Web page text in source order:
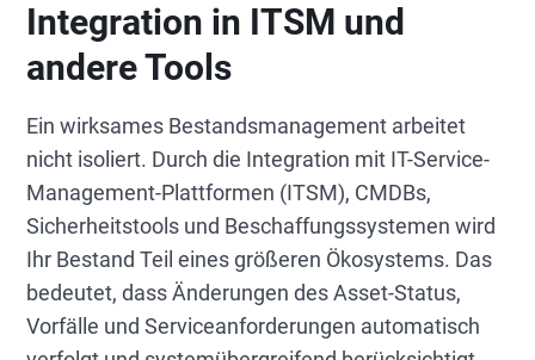
Integration in ITSM und
andere Tools
Ein wirksames Bestandsmanagement arbeitet
nicht isoliert. Durch die Integration mit IT-Service-
Management-Plattformen (ITSM), CMDBs,
Sicherheitstools und Beschaffungssystemen wird
Ihr Bestand Teil eines größeren Ökosystems. Das
bedeutet, dass Änderungen des Asset-Status,
Vorfälle und Serviceanforderungen automatisch